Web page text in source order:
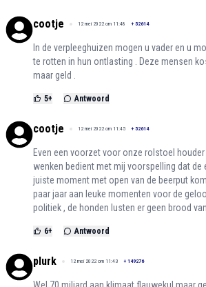
cootje 12 mei 2022 om 11:48 + 52614
In de verpleeghuizen mogen u vader en u
te rotten in hun ontlasting . Deze mensen
maar geld .
5+ Antwoord
cootje 12 mei 2022 om 11:45 + 52614
Even een voorzet voor onze rolstoel
wenken bedient met mij voorspelling dat
juiste moment met open van de beerput
paar jaar aan leuke momenten voor de
politiek , de honden lusten er geen brood van
6+ Antwoord
plurk 12 mei 2022 om 11:43 + 149276